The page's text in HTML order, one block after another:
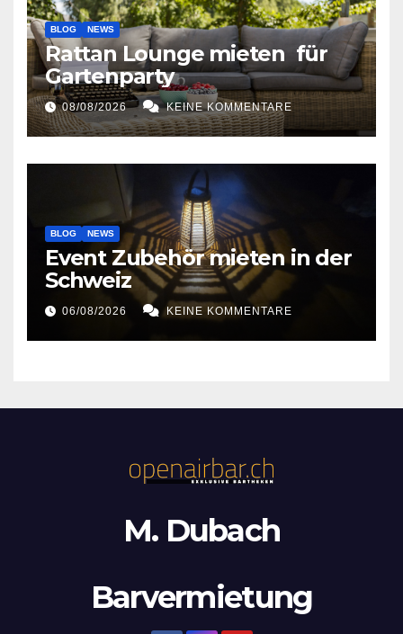
BLOG NEWS
Rattan Lounge mieten für
Gartenparty
08/08/2026 KEINE KOMMENTARE
BLOG NEWS
Event Zubehör mieten in der
Schweiz
06/08/2026 KEINE KOMMENTARE
M. Dubach
Barvermietung